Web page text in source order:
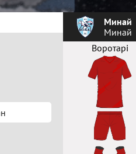
Минай
Минай
Воротарі